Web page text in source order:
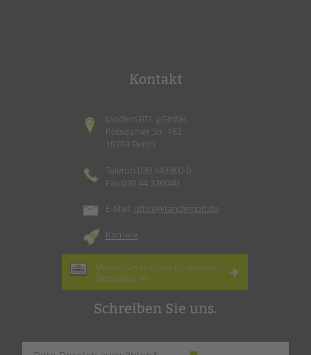
Kontakt
tandem BTL gGmbH
Potsdamer Str. 182
10783 Berlin
Telefon 030 443360-0
Fax 030 44 336040
E-Mail: office@tandembtl.de
Karriere
Melden Sie sich hier für unseren
Newsletter an.
Schreiben Sie uns.